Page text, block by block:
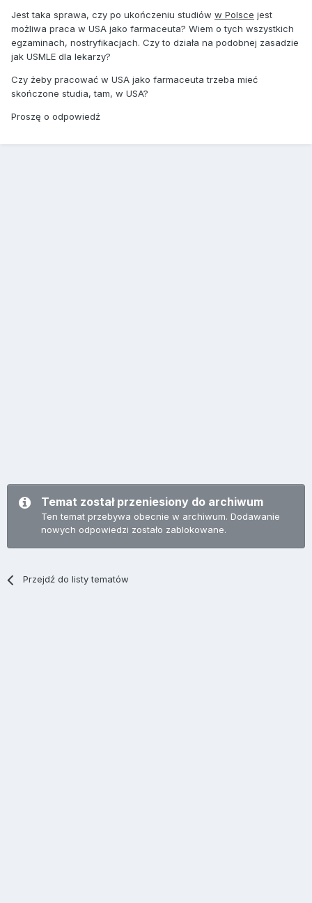
Jest taka sprawa, czy po ukończeniu studiów w Polsce jest
możliwa praca w USA jako farmaceuta? Wiem o tych wszystkich
egzaminach, nostryfikacjach. Czy to działa na podobnej zasadzie
jak USMLE dla lekarzy?
Czy żeby pracować w USA jako farmaceuta trzeba mieć
skończone studia, tam, w USA?
Proszę o odpowiedź
Temat został przeniesiony do archiwum
Ten temat przebywa obecnie w archiwum. Dodawanie
nowych odpowiedzi zostało zablokowane.
Przejdź do listy tematów